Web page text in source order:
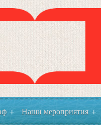
+ Наши мероприятия +